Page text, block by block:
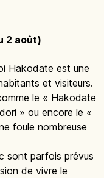
2 août)
Hakodate est une
et visiteurs.
le « Hakodate
» ou encore le «
foule nombreuse
sont parfois prévus
de vivre le